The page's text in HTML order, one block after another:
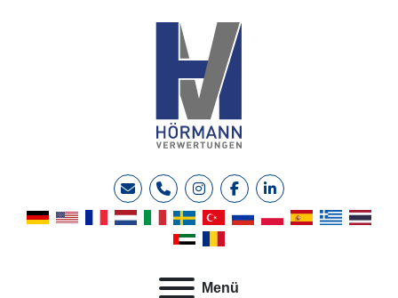
E-MailTelefoninstagramfacebooklinkedin
Menü